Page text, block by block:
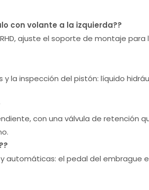
con volante a la izquierda??
ajuste el soporte de montaje para
la inspección del pistón: líquido
con una válvula de retención
?
automáticas: el pedal del embrague